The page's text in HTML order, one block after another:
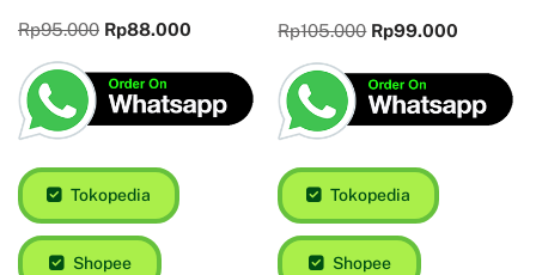
Rp95.000 Rp88.000
Tokopedia
Shopee
Rp105.000 Rp99.000
Tokopedia
Shopee